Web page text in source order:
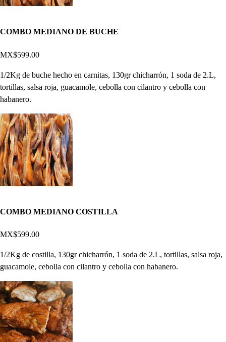
COMBO MEDIANO DE BUCHE
MX$599.00
1/2Kg de buche hecho en carnitas, 130gr chicharrón, 1 soda de 2.L,
tortillas, salsa roja, guacamole, cebolla con cilantro y cebolla con
habanero.
COMBO MEDIANO COSTILLA
MX$599.00
1/2Kg de costilla, 130gr chicharrón, 1 soda de 2.L, tortillas, salsa roja,
guacamole, cebolla con cilantro y cebolla con habanero.